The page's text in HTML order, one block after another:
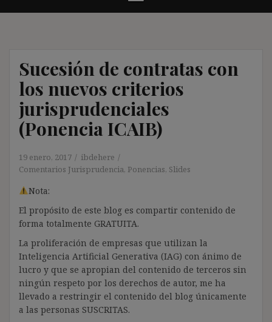
Sucesión de contratas con
los nuevos criterios
jurisprudenciales
(Ponencia ICAIB)
19 enero, 2017
ibdehere
Comentarios Jurisprudencia, Ponencias, Slides
Nota:
El propósito de este blog es compartir contenido de
forma totalmente GRATUITA.
La proliferación de empresas que utilizan la
Inteligencia Artificial Generativa (IAG) con ánimo de
lucro y que se apropian del contenido de terceros sin
ningún respeto por los derechos de autor, me ha
llevado a restringir el contenido del blog únicamente
a las personas SUSCRITAS.